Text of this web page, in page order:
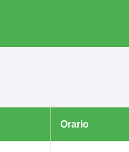
Orario